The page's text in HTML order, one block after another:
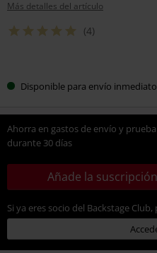
Más detalles del artículo
(4)
tu Disponible para envío inmediato
Ahorra en gastos de envío y
durante 30 días
Añade la
Si ya eres socio del Backstage